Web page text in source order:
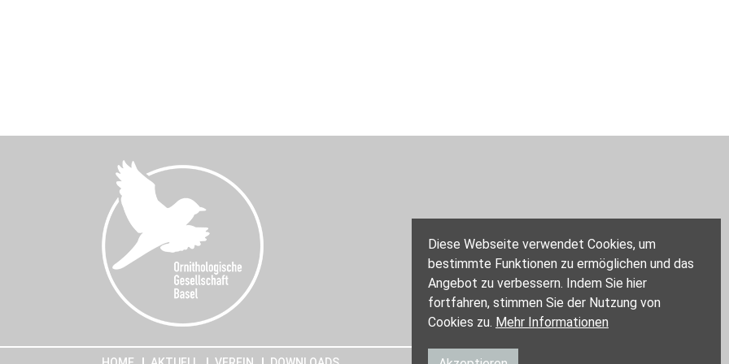
Diese Webseite verwendet Cookies, um
bestimmte Funktionen zu ermöglichen und das
Angebot zu verbessern. Indem Sie hier
fortfahren, stimmen Sie der Nutzung von
Cookies zu. Mehr Informationen